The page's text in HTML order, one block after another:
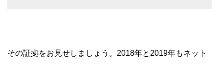
その証拠をお見せしましょう。2018年と2019年もネット